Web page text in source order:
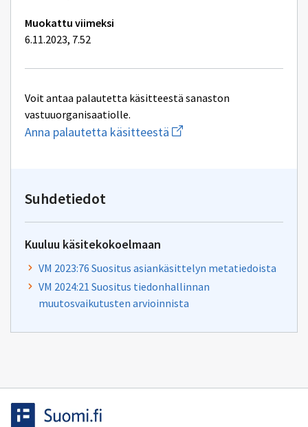
Muokattu viimeksi
6.11.2023, 7.52
Voit antaa palautetta käsitteestä sanaston
vastuuorganisaatiolle.
Anna palautetta käsitteestä Aloita
uuden
Suhdetiedot
Kuuluu käsitekokoelmaan
VM 2023:76 Suositus asiankäsittelyn metatiedoista
VM 2024:21 Suositus tiedonhallinnan
muutosvaikutusten arvioinnista